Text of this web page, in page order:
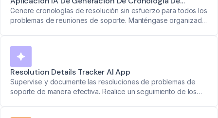
Resolución
Genere cronologías de resolución sin esfuerzo para todos los
problemas de reuniones de soporte. Manténgase organizado
Resolution Details Tracker AI App
Supervise y documente las resoluciones de problemas de
soporte de manera efectiva. Realice un seguimiento de los